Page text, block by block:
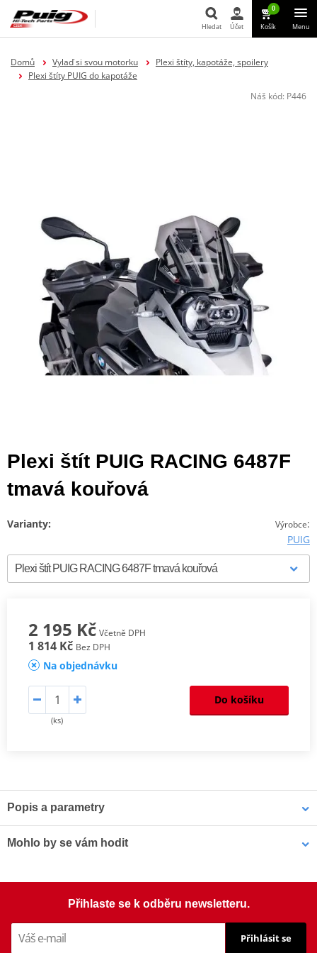
Hledat
Hledat Účet
0
Košík Menu
Domů Vylaď si svou motorku
Plexi štíty, kapotáže, spoilery
Plexi štíty PUIG do kapotáže
Náš kód: P446
Plexi štít PUIG RACING 6487F
tmavá kouřová
Výrobce:
PUIG
Varianty:
2 195 Kč Včetně DPH
1 814 Kč Bez DPH
Na objednávku
(ks)
Do košíku
Popis a parametry
Mohlo by se vám hodit
Přihlaste se k odběru newsletteru.
Přihlásit se